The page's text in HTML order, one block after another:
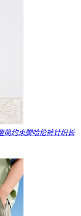
简约束脚哈伦裤针织长